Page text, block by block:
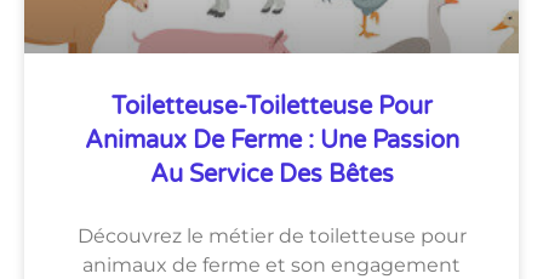
Toiletteuse-Toiletteuse Pour
Animaux De Ferme : Une Passion
Au Service Des Bêtes
Découvrez le métier de toiletteuse pour
animaux de ferme et son engagement